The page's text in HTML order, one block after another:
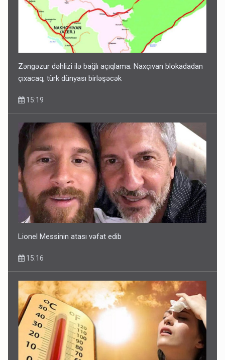
Zəngəzur dəhlizi ilə bağlı açıqlama: Naxçıvan blokadadan
çıxacaq, türk dünyası birləşəcək
15:19
Lionel Messinin atası vəfat edib
15:16